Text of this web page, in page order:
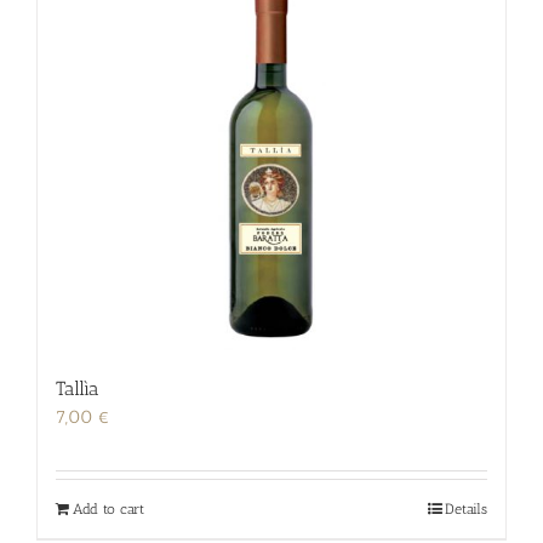
Tallìa
7,00 €
Add to cart Details